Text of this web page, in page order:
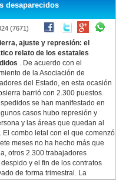
desaparecidos
(7671)
ajuste y represión: el
relato de los estatales
. De acuerdo con el
de la Asociación de
del Estado, en esta ocasión
barrió con 2.300 puestos.
se han manifestado en
casos hubo represión y
y las áreas que quedan al
combo letal con el que comenzó
meses no ha hecho más que
otros 2.300 trabajadores
y el fin de los contratos
de forma trimestral. La